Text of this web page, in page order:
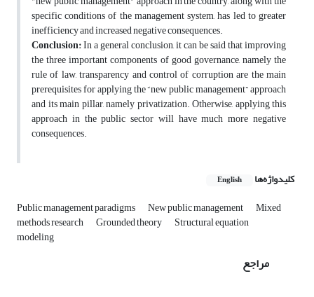
specific conditions of the management system, has led to greater
inefficiency and increased negative consequences.
Conclusion:In a general conclusion, it can be said that improving
the three important components of good governance, namely the
rule of law, transparency and control of corruption are the main
prerequisites for applying the “new public management” approach
and its main pillar, namely privatization. Otherwise, applying this
approach in the public sector will have much more negative
consequences.
کلیدواژه‌ها English
Public management paradigms New public management Mixed
methods research Grounded theory Structural equation
modeling
مراجع